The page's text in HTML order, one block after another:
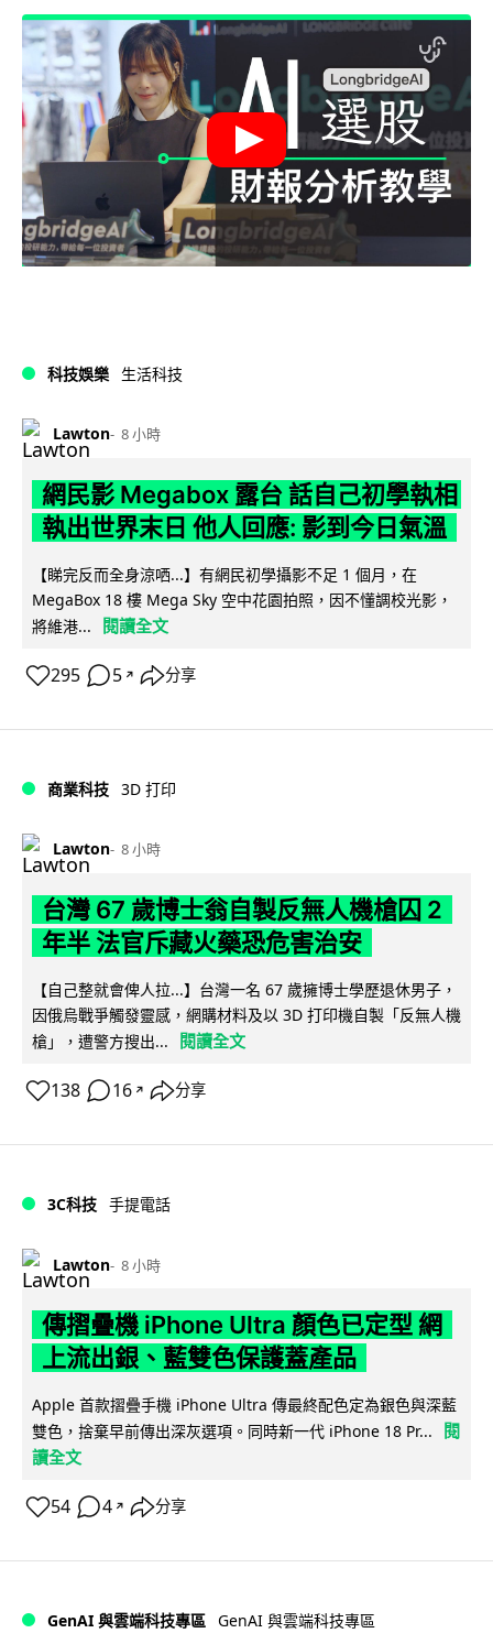
科技娛樂 生活科技
Lawton 8 小時
網民影 Megabox 露台 話自己初學執相
執出世界末日 他人回應: 影到今日氣溫
【睇完反而全身涼哂...】有網民初學攝影不足 1 個月，在
MegaBox 18 樓 Mega Sky 空中花園拍照，因不懂調校光影，
將維港...
閱讀全文
295 5 ↗ 分享
商業科技 3D 打印
Lawton 8 小時
台灣 67 歲博士翁自製反無人機槍囚 2
年半 法官斥藏火藥恐危害治安
【自己整就會俾人拉...】台灣一名 67 歲擁博士學歷退休男子，
因俄烏戰爭觸發靈感，網購材料及以 3D 打印機自製「反無人機
槍」，遭警方搜出...
閱讀全文
138 16 ↗ 分享
3C科技 手提電話
Lawton 8 小時
傳摺疊機 iPhone Ultra 顏色已定型 網
上流出銀、藍雙色保護蓋產品
Apple 首款摺疊手機 iPhone Ultra 傳最終配色定為銀色與深藍
雙色，捨棄早前傳出深灰選項。同時新一代 iPhone 18 Pr...
閱
讀全文
54 4 ↗ 分享
GenAI 與雲端科技專區 GenAI 與雲端科技專區